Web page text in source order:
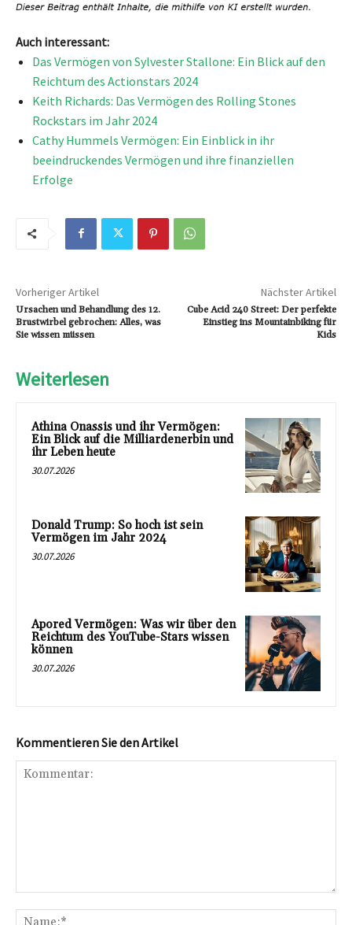
Auch interessant:
Das Vermögen von Sylvester Stallone: Ein Blick auf den
Reichtum des Actionstars 2024
Keith Richards: Das Vermögen des Rolling Stones
Rockstars im Jahr 2024
Cathy Hummels Vermögen: Ein Einblick in ihr
beeindruckendes Vermögen und ihre finanziellen
Erfolge
Vorheriger Artikel
Ursachen und Behandlung des 12.
Brustwirbel gebrochen: Alles, was
Sie wissen müssen
Nächster Artikel
Cube Acid 240 Street: Der perfekte
Einstieg ins Mountainbiking für
Kids
Weiterlesen
Athina Onassis und ihr Vermögen:
Ein Blick auf die Milliardenerbin und
ihr Leben heute
30.07.2026
Donald Trump: So hoch ist sein
Vermögen im Jahr 2024
30.07.2026
Apored Vermögen: Was wir über den
Reichtum des YouTube-Stars wissen
können
30.07.2026
Kommentieren Sie den Artikel